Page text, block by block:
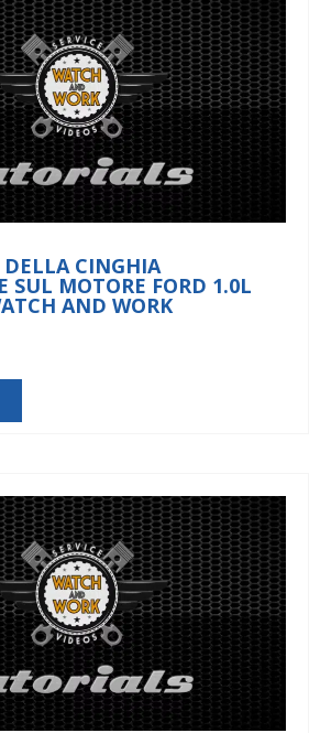
CINGHIA
SUL MOTORE FORD 1.0L
AND WORK